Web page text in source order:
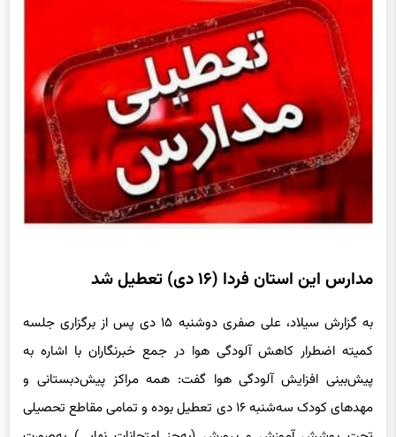
مدارس این استان فردا (۱۶ دی) تعطیل شد
به گزارش سیلاد، علی صفری دوشنبه ۱۵ دی پس از برگزاری جلسه
کمیته اضطرار کاهش آلودگی هوا در جمع خبرنگاران با اشاره به
پیش‌بینی افزایش آلودگی هوا گفت: همه مراکز پیش‌دبستانی و
مهدهای کودک‌ سه‌شنبه ۱۶ دی تعطیل بوده و تمامی مقاطع تحصیلی